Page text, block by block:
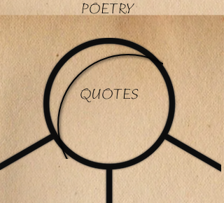
POETRY
QUOTES